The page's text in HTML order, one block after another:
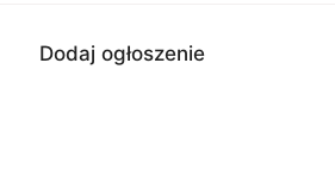
Dodaj ogłoszenie